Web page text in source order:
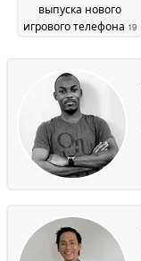
выпуска нового
игрового телефона 19